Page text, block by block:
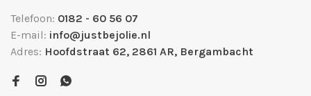
Telefoon: 0182 - 60 56 07
E-mail: info@justbejolie.nl
Adres: Hoofdstraat 62, 2861 AR, Bergambacht